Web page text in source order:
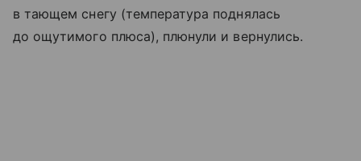
в тающем снегу (температура поднялась
до ощутимого плюса), плюнули и вернулись.